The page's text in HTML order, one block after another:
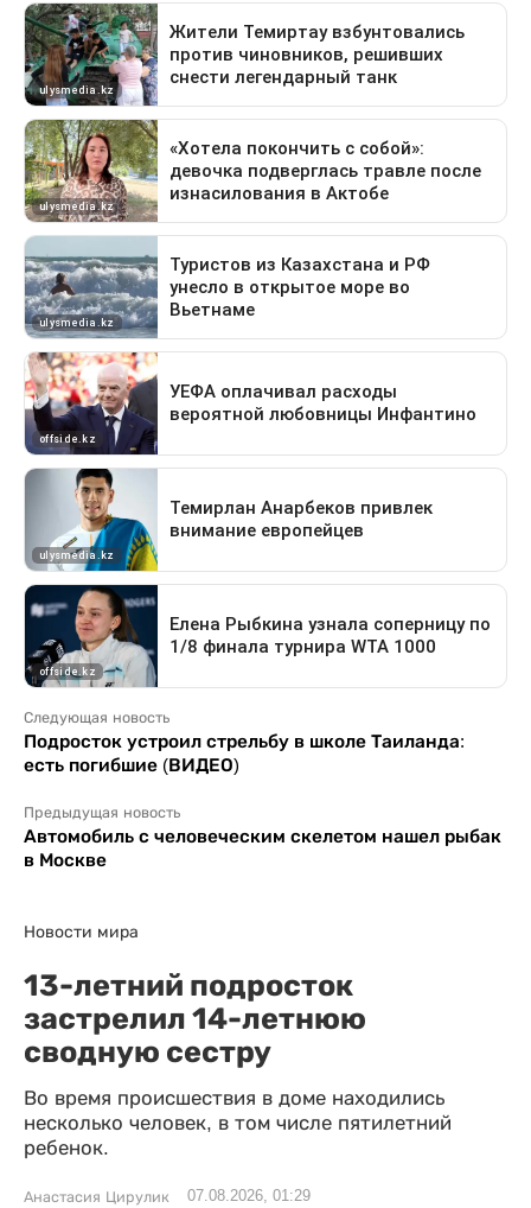
Следующая новость
Подросток устроил стрельбу в школе Таиланда:
есть погибшие (ВИДЕО)
Предыдущая новость
Автомобиль с человеческим скелетом нашел рыбак
в Москве
Новости мира
13-летний подросток
застрелил 14-летнюю
сводную сестру
Во время происшествия в доме находились
несколько человек, в том числе пятилетний
ребенок.
Анастасия Цирулик 07.08.2026, 01:29